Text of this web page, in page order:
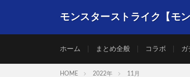
モンスターストライク【モ
ホーム まとめ全般 コラボ ガ
HOME 2022年 11月